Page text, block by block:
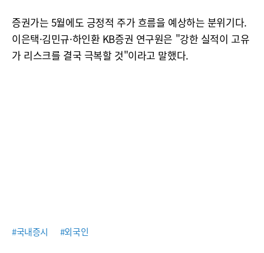
증권가는 5월에도 긍정적 주가 흐름을 예상하는 분위기다.
이은택·김민규·하인환 KB증권 연구원은 "강한 실적이 고유
가 리스크를 결국 극복할 것"이라고 말했다.
#국내증시 #외국인